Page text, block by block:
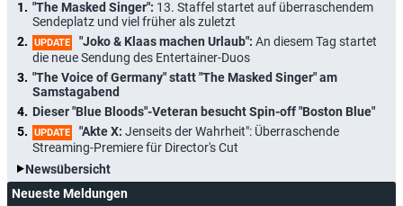
"The Masked Singer": 13. Staffel startet auf überraschendem
Sendeplatz und viel früher als zuletzt
UPDATE "Joko & Klaas machen Urlaub": An diesem Tag startet
die neue Sendung des Entertainer-Duos
"The Voice of Germany" statt "The Masked Singer" am
Samstagabend
Dieser "Blue Bloods"-Veteran besucht Spin-off "Boston Blue"
UPDATE "Akte X: Jenseits der Wahrheit": Überraschende
Streaming-Premiere für Director's Cut
Newsübersicht
Neueste Meldungen